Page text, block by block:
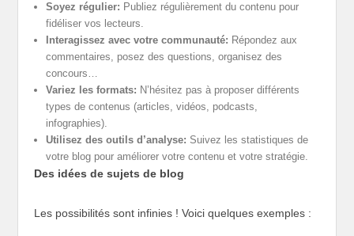
Soyez régulier: Publiez régulièrement du contenu pour
fidéliser vos lecteurs.
Interagissez avec votre communauté: Répondez aux
commentaires, posez des questions, organisez des
concours…
Variez les formats: N’hésitez pas à proposer différents
types de contenus (articles, vidéos, podcasts,
infographies).
Utilisez des outils d’analyse: Suivez les statistiques de
votre blog pour améliorer votre contenu et votre stratégie.
Des idées de sujets de blog
Les possibilités sont infinies ! Voici quelques exemples :